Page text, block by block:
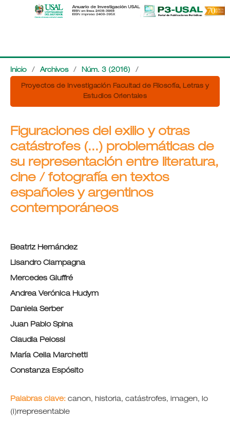
Inicio / Archivos / Núm. 3 (2016) /
Proyectos de Investigación Facultad de Filosofía, Letras y
Estudios Orientales
Figuraciones del exilio y otras
catástrofes (...) problemáticas de
su representación entre literatura,
cine / fotografía en textos
españoles y argentinos
contemporáneos
Beatriz Hernández
Lisandro Ciampagna
Mercedes Giuffré
Andrea Verónica Hudym
Daniela Serber
Juan Pablo Spina
Claudia Pelossi
María Celia Marchetti
Constanza Espósito
Palabras clave: canon, historia, catástrofes, imagen, lo
(i)rrepresentable